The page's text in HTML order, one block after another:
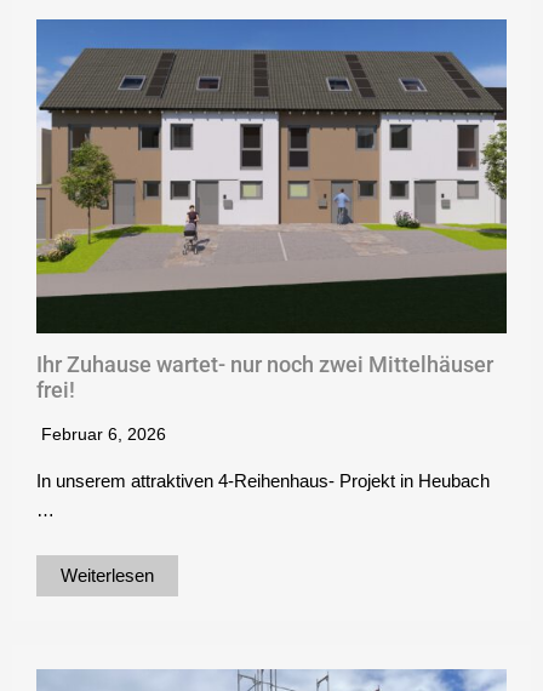
Ihr Zuhause wartet- nur noch zwei Mittelhäuser
frei!
Februar 6, 2026
In unserem attraktiven 4-Reihenhaus- Projekt in Heubach
…
Weiterlesen